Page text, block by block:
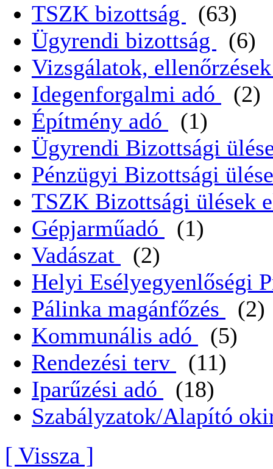
TSZK bizottság
(63)
Ügyrendi bizottság
(6)
Vizsgálatok,
Idegenforgalmi adó
(2)
Építmény adó
(1)
Ügyrendi Bizottsági
Pénzügyi Bizottsági
TSZK Bizottsági ülések
Gépjarműadó
(1)
Vadászat
(2)
Helyi Esélyegyenlőségi
Pálinka magánfőzés
(2)
Kommunális adó
(5)
Rendezési terv
(11)
Iparűzési adó
(18)
Szabályzatok/Alapító
[ Vissza ]